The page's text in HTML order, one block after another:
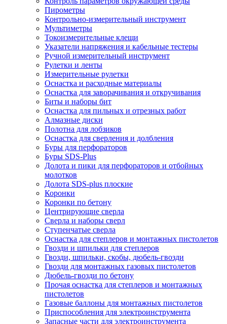
Пирометры
Контрольно-измерительный инструмент
Мультиметры
Токоизмерительные клещи
Указатели напряжения и кабельные тестеры
Ручной измерительный инструмент
Рулетки и ленты
Измерительные рулетки
Оснастка и расходные материалы
Оснастка для заворачивания и откручивания
Биты и наборы бит
Оснастка для пильных и отрезных работ
Алмазные диски
Полотна для лобзиков
Оснастка для сверления и долбления
Буры для перфораторов
Буры SDS-Plus
Долота и пики для перфораторов и отбойных
молотков
Долота SDS-plus плоские
Коронки
Коронки по бетону
Центрирующие сверла
Сверла и наборы сверл
Ступенчатые сверла
Оснастка для степлеров и монтажных пистолетов
Гвозди и шпильки для степлеров
Гвозди, шпильки, скобы, дюбель-гвозди
Гвозди для монтажных газовых пистолетов
Дюбель-гвозди по бетону
Прочая оснастка для степлеров и монтажных
пистолетов
Газовые баллоны для монтажных пистолетов
Приспособления для электроинструмента
Запасные части для электроинструмента